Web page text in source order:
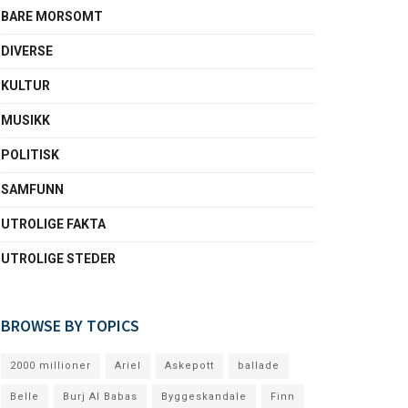
BARE MORSOMT
DIVERSE
KULTUR
MUSIKK
POLITISK
SAMFUNN
UTROLIGE FAKTA
UTROLIGE STEDER
BROWSE BY TOPICS
2000 millioner Ariel Askepott ballade
Belle Burj Al Babas Byggeskandale Finn